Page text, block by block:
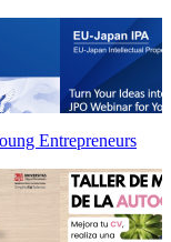
Entrepreneurs